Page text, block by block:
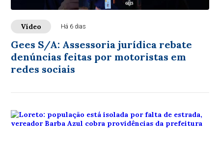
Vídeo Há 6 dias
Gees S/A: Assessoria jurídica rebate
denúncias feitas por motoristas em
redes sociais